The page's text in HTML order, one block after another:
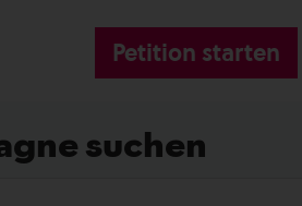
Petition starten
suchen